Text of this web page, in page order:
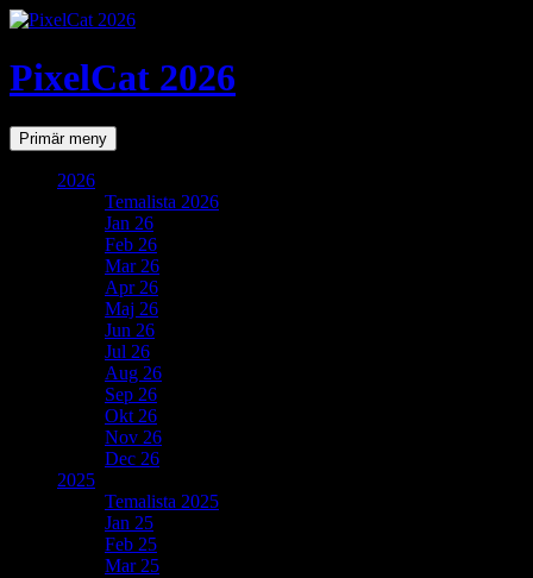
PixelCat 2026
SökPrimär meny Gå
till
2026
Temalista 2026
Jan 26
Feb 26
Mar 26
Apr 26
Maj 26
Jun 26
Jul 26
Aug 26
Sep 26
Okt 26
Nov 26
Dec 26
2025
Temalista 2025
Jan 25
Feb 25
Mar 25